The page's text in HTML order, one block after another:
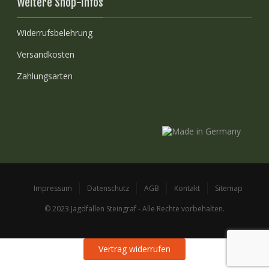
Widerrufsbelehrung
Versandkosten
Zahlungsarten
Impressum Datenschutz AGB Kontakt
Sitemap
© 2023 Jagdfallen Steingraf - Alle Rechte vorbehalten.
Vertrag widerrufen